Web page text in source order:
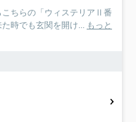
こちらの「ウィステリアⅡ番
時でも玄関を開け... もっと